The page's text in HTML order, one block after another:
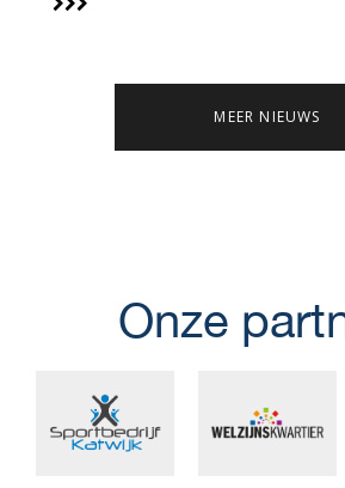
MEER NIEUWS
Onze